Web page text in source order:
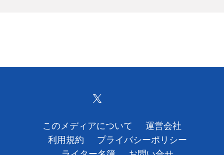
このメディアについて
運営会社
利用規約
プライバシーポリシー